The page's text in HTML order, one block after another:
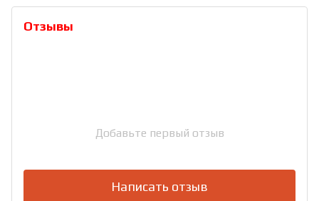
Отзывы
Добавьте первый отзыв
Написать отзыв